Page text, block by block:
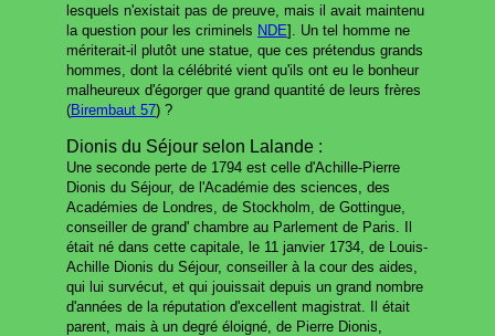
lesquels n'existait pas de preuve, mais il avait maintenu
la question pour les criminels NDE]. Un tel homme ne
mériterait-il plutôt une statue, que ces prétendus grands
hommes, dont la célébrité vient qu'ils ont eu le bonheur
malheureux d'égorger que grand quantité de leurs frères
(Birembaut 57) ?
Dionis du Séjour selon Lalande :
Une seconde perte de 1794 est celle d'Achille-Pierre
Dionis du Séjour, de l'Académie des sciences, des
Académies de Londres, de Stockholm, de Gottingue,
conseiller de grand' chambre au Parlement de Paris. Il
était né dans cette capitale, le 11 janvier 1734, de Louis-
Achille Dionis du Séjour, conseiller à la cour des aides,
qui lui survécut, et qui jouissait depuis un grand nombre
d'années de la réputation d'excellent magistrat. Il était
parent, mais à un degré éloigné, de Pierre Dionis,